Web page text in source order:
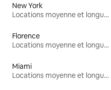
New York
Locations moyenne et longue durée
Florence
Locations moyenne et longue durée
Miami
Locations moyenne et longue durée